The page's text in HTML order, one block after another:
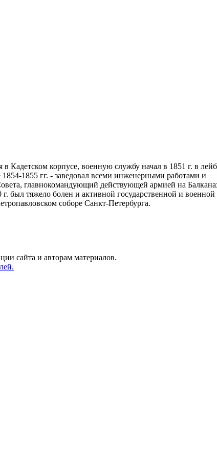
Кадетском корпусе, военную службу начал в 1851 г. в
1855 гг. - заведовал всеми инженерными работами и
главнокомандующий действующей армией на
был тяжело болен и активной государственной и военной
соборе Санкт-Петербурга.
сайта и авторам материалов.